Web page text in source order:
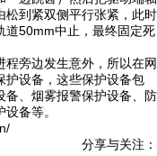
松到紧双侧平行张紧，此时
道50mm中止，最终固定死
程旁边发生意外，所以在网
护设备，这些保护设备包
备、烟雾报警保护设备、防
备等。
分享与关注：